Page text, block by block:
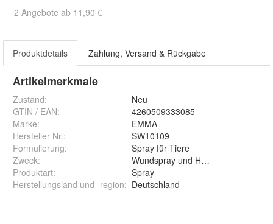
2 Angebote ab 11,90 €
Produktdetails Zahlung, Versand & Rückgabe
Artikelmerkmale
Zustand:
Neu
GTIN / EAN:
4260509333085
Marke:
EMMA
Hersteller Nr.:
SW10109
Formulierung:
Spray für Tiere
Zweck:
Wundspray und Hautpflege
Produktart:
Spray
Herstellungsland und -region: Deutschland